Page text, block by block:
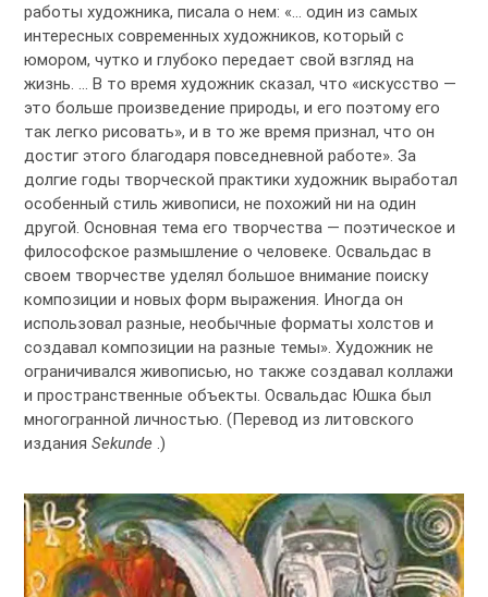
работы художника, писала о нем: «… один из самых
интересных современных художников, который с
юмором, чутко и глубоко передает свой взгляд на
жизнь. … В то время художник сказал, что «искусство —
это больше произведение природы, и его поэтому его
так легко рисовать», и в то же время признал, что он
достиг этого благодаря повседневной работе». За
долгие годы творческой практики художник выработал
особенный стиль живописи, не похожий ни на один
другой. Основная тема его творчества — поэтическое и
философское размышление о человеке. Освальдас в
своем творчестве уделял большое внимание поиску
композиции и новых форм выражения. Иногда он
использовал разные, необычные форматы холстов и
создавал композиции на разные темы». Художник не
ограничивался живописью, но также создавал коллажи
и пространственные объекты. Освальдас Юшка был
многогранной личностью. (Перевод из литовского
изданияSekunde.)